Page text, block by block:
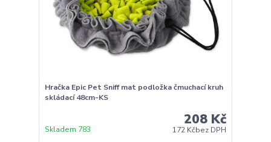
Hračka Epic Pet Sniff mat podložka čmuchací kruh
skládací 48cm-KS
208 Kč
172 Kčbez DPH
Skladem 783